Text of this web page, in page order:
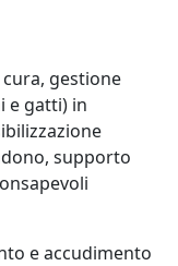
gestione
e gatti) in
supporto
e accudimento